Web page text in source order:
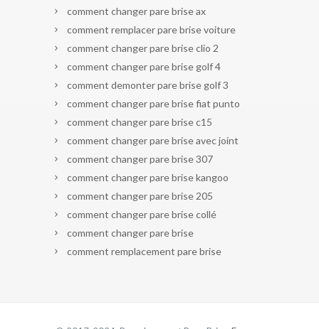
comment changer pare brise ax
comment remplacer pare brise voiture
comment changer pare brise clio 2
comment changer pare brise golf 4
comment demonter pare brise golf 3
comment changer pare brise fiat punto
comment changer pare brise c15
comment changer pare brise avec joint
comment changer pare brise 307
comment changer pare brise kangoo
comment changer pare brise 205
comment changer pare brise collé
comment changer pare brise
comment remplacement pare brise